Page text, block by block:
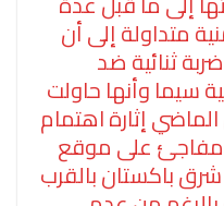
متداولة إلى أن
ثنائية ضد
سيما وأنها حاولت
الماضي إثارة اهتمام
مفاجئ على موقع
باكستان بالقرب